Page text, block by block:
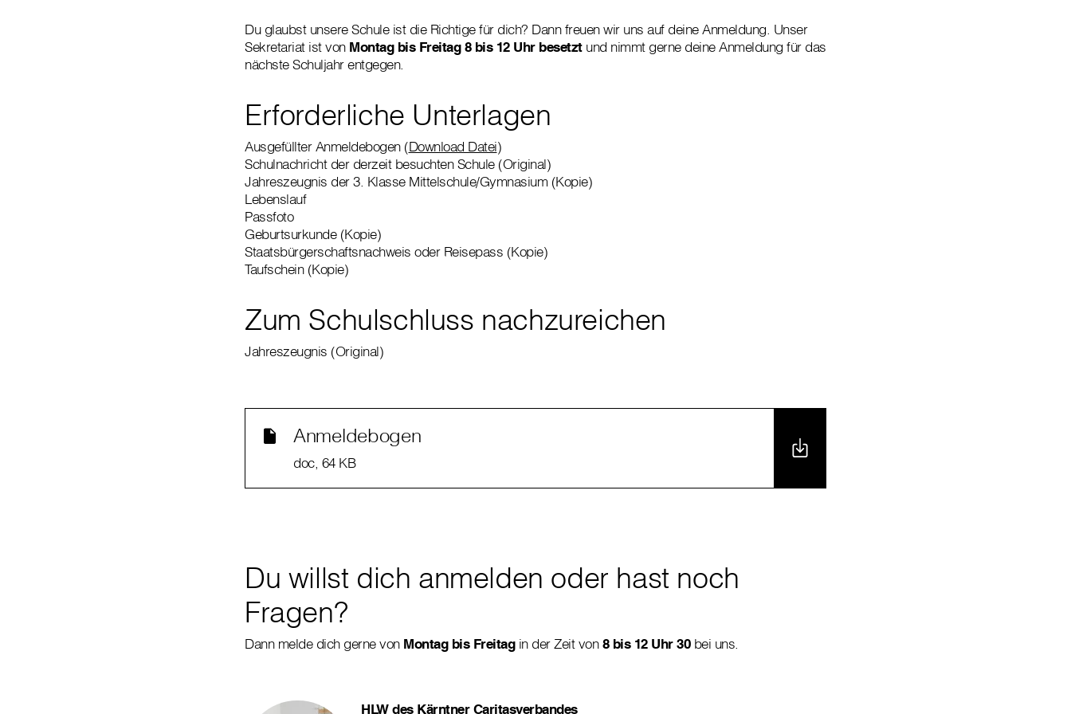
Du glaubst unsere Schule ist die Richtige für dich? Dann freuen wir uns auf deine Anmeldung. Unser
Sekretariat ist von Montag bis Freitag 8 bis 12 Uhr besetzt und nimmt gerne deine Anmeldung für das
nächste Schuljahr entgegen.
Erforderliche Unterlagen
Ausgefüllter Anmeldebogen (Download Datei)
Schulnachricht der derzeit besuchten Schule (Original)
Jahreszeugnis der 3. Klasse Mittelschule/Gymnasium (Kopie)
Lebenslauf
Passfoto
Geburtsurkunde (Kopie)
Staatsbürgerschaftsnachweis oder Reisepass (Kopie)
Taufschein (Kopie)
Zum Schulschluss nachzureichen
Jahreszeugnis (Original)
Anmeldebogen
doc, 64 KB
Du willst dich anmelden oder hast noch
Fragen?
Dann melde dich gerne von Montag bis Freitagin der Zeit von8 bis 12 Uhr 30 bei uns.
HLW des Kärntner Caritasverbandes